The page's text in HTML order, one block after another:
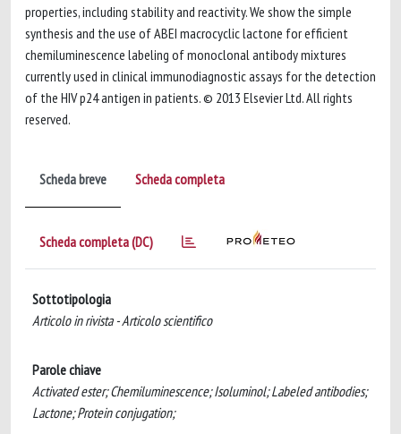
properties, including stability and reactivity. We show the simple
synthesis and the use of ABEI macrocyclic lactone for efficient
chemiluminescence labeling of monoclonal antibody mixtures
currently used in clinical immunodiagnostic assays for the detection
of the HIV p24 antigen in patients. © 2013 Elsevier Ltd. All rights
reserved.
Scheda breve Scheda completa
Scheda completa (DC)
Sottotipologia
Articolo in rivista - Articolo scientifico
Parole chiave
Activated ester; Chemiluminescence; Isoluminol; Labeled antibodies;
Lactone; Protein conjugation;